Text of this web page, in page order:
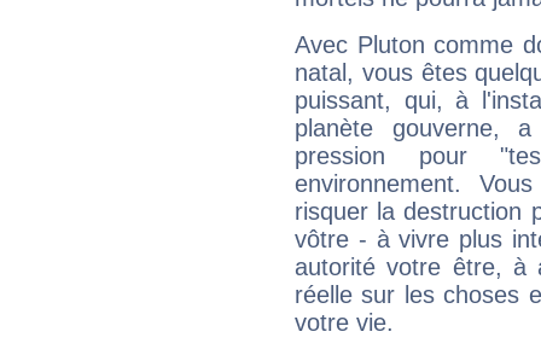
Avec Pluton comme
natal, vous êtes
puissant, qui, à
planète gouverne,
pression pour
environnement.
risquer la destruction
vôtre - à vivre plus
autorité votre être, à
réelle sur les choses
votre vie.